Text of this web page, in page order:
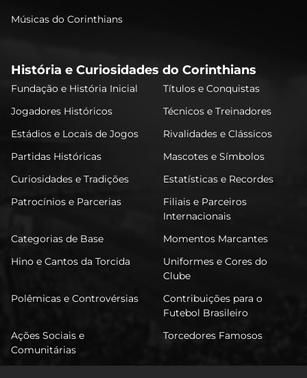
Músicas do Corinthians
História e Curiosidades do Corinthians
Fundação e História Inicial
Títulos e Conquistas
Jogadores Históricos
Técnicos e Treinadores
Estádios e Locais de Jogos
Rivalidades e Clássicos
Partidas Históricas
Mascotes e Símbolos
Curiosidades e Tradições
Estatísticas e Recordes
Patrocínios e Parcerias
Filiais e Parceiros
Internacionais
Categorias de Base
Momentos Marcantes
Hino e Cantos da Torcida
Uniformes e Cores do
Clube
Polêmicas e Controvérsias
Contribuições para o
Futebol Brasileiro
Ações Sociais e
Comunitárias
Torcedores Famosos